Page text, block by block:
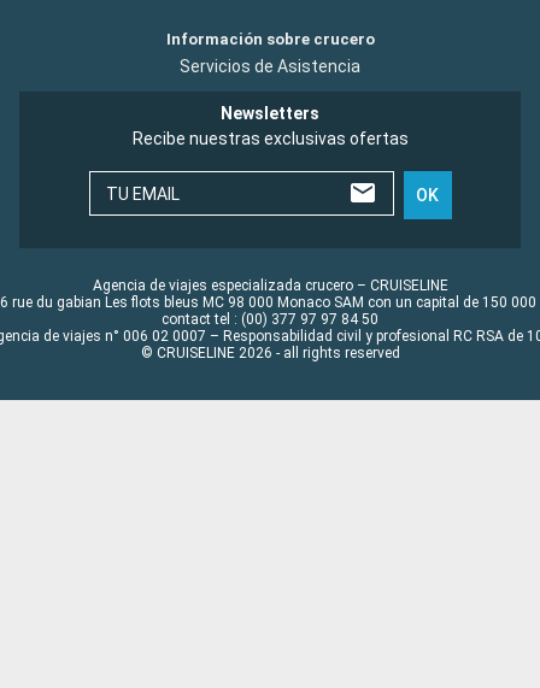
Información sobre crucero
Servicios de Asistencia
Newsletters
Recibe nuestras exclusivas ofertas
TU EMAIL OK
Agencia de viajes especializada crucero – CRUISELINE
rue du gabian Les flots bleus MC 98 000 Monaco SAM con un capital de 150 000
contact tel : (00) 377 97 97 84 50
de viajes n° 006 02 0007 – Responsabilidad civil y profesional RC RSA de
© CRUISELINE 2026 - all rights reserved